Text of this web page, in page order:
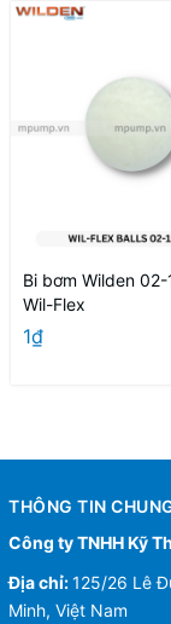
Bi bơm Wilden
Wil-Flex
1₫
THÔNG TIN
Công ty TNHH Kỹ
Địa chỉ:125/26 Lê
Minh, Việt Nam